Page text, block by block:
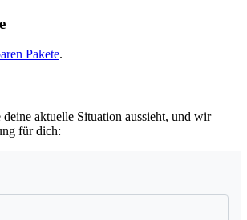
Pakete.
aktuelle Situation aussieht, und wir
für dich: